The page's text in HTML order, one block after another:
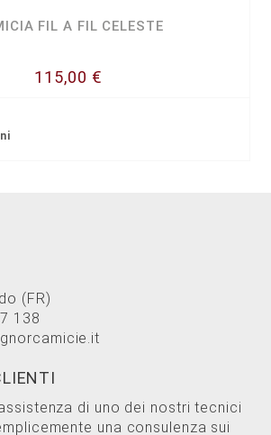
FIL A FIL CELESTE
115,00 €
(FR)
138
di uno dei nostri tecnici
una consulenza sui